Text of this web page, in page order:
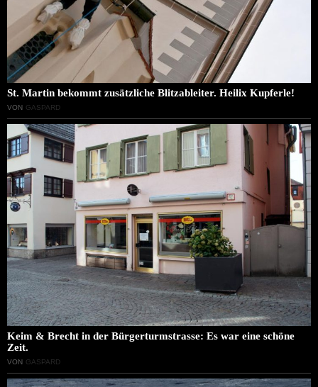
St. Martin bekommt zusätzliche Blitzableiter. Heilix Kupferle!
VON GASPARD
Keim & Brecht in der Bürgerturmstrasse: Es war eine schöne
Zeit.
VON GASPARD